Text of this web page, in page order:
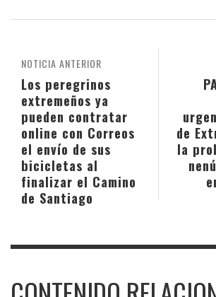
de
la
NOTICIA ANTERIOR
Los peregrinos
extremeños ya
pueden contratar
online con Correos
el envío de sus
bicicletas al
finalizar el Camino
de Santiago